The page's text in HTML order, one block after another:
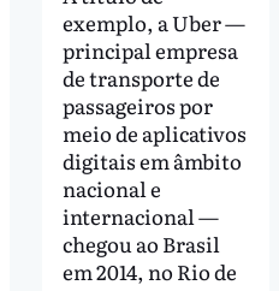
exemplo, a Uber —
principal empresa
de transporte de
passageiros por
meio de aplicativos
digitais em âmbito
nacional e
internacional —
chegou ao Brasil
em 2014, no Rio de